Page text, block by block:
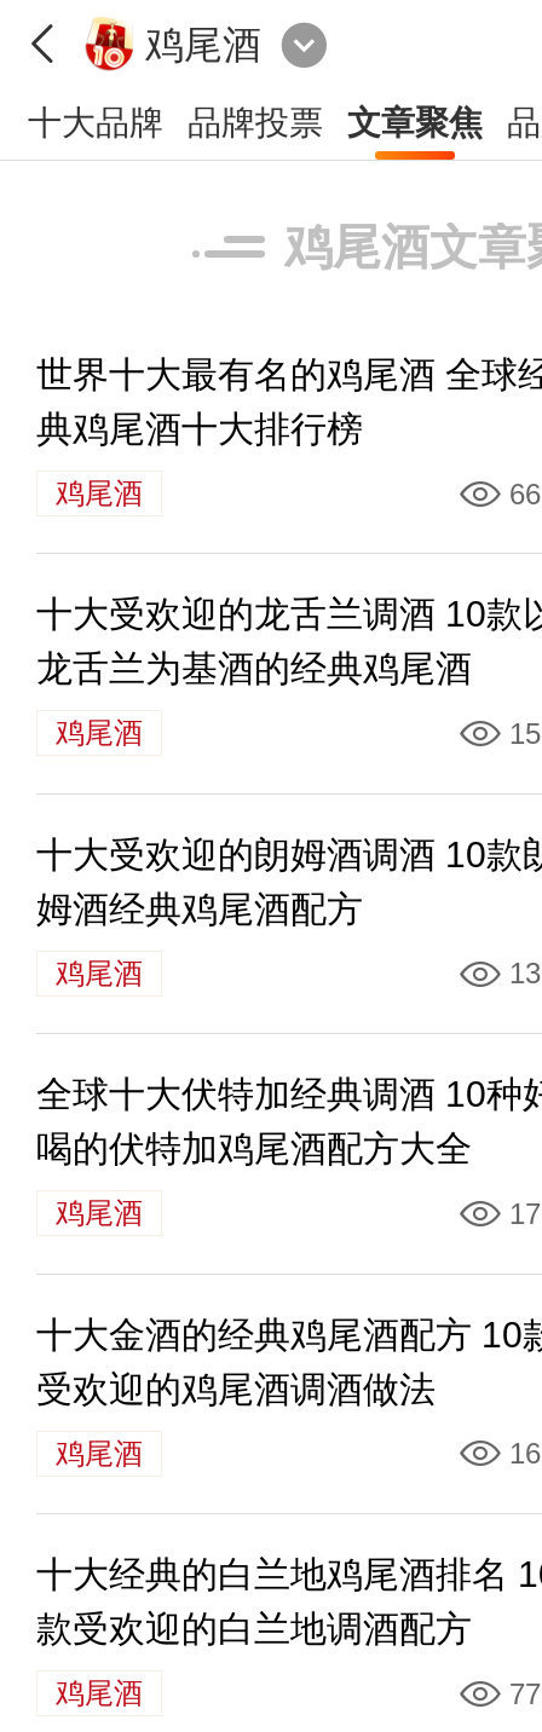
鸡尾酒
十大品牌 品牌投票 文章聚焦
鸡尾酒文章
世界十大最有名的鸡尾酒 全球
典鸡尾酒十大排行榜
鸡尾酒
十大受欢迎的龙舌兰调酒 10款
龙舌兰为基酒的经典鸡尾酒
鸡尾酒
十大受欢迎的朗姆酒调酒 10款
姆酒经典鸡尾酒配方
鸡尾酒
全球十大伏特加经典调酒 10种
喝的伏特加鸡尾酒配方大全
鸡尾酒
十大金酒的经典鸡尾酒配方 10
受欢迎的鸡尾酒调酒做法
鸡尾酒
十大经典的白兰地鸡尾酒排名
款受欢迎的白兰地调酒配方
鸡尾酒